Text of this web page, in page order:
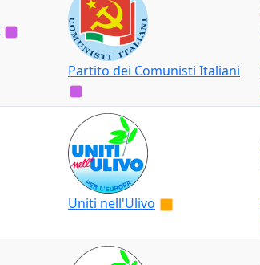
Partito dei Comunisti Italiani
Uniti nell'Ulivo